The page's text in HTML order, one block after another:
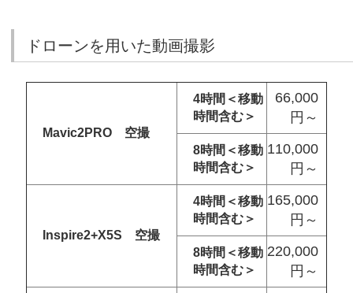
ドローンを用いた動画撮影
Mavic2PRO 空撮
4時間＜移動
時間含む＞
66,000
円～
8時間＜移動
時間含む＞
110,000
円～
Inspire2+X5S 空撮
4時間＜移動
時間含む＞
165,000
円～
8時間＜移動
時間含む＞
220,000
円～